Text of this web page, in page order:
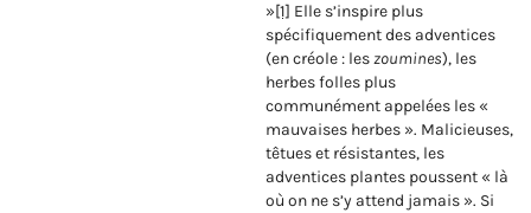
»[1] Elle s’inspire plus
spécifiquement des adventices
(en créole : leszoumines), les
herbes folles plus
communément appelées les «
mauvaises herbes ». Malicieuses,
têtues et résistantes, les
adventices plantes poussent « là
où on ne s’y attend jamais ». Si